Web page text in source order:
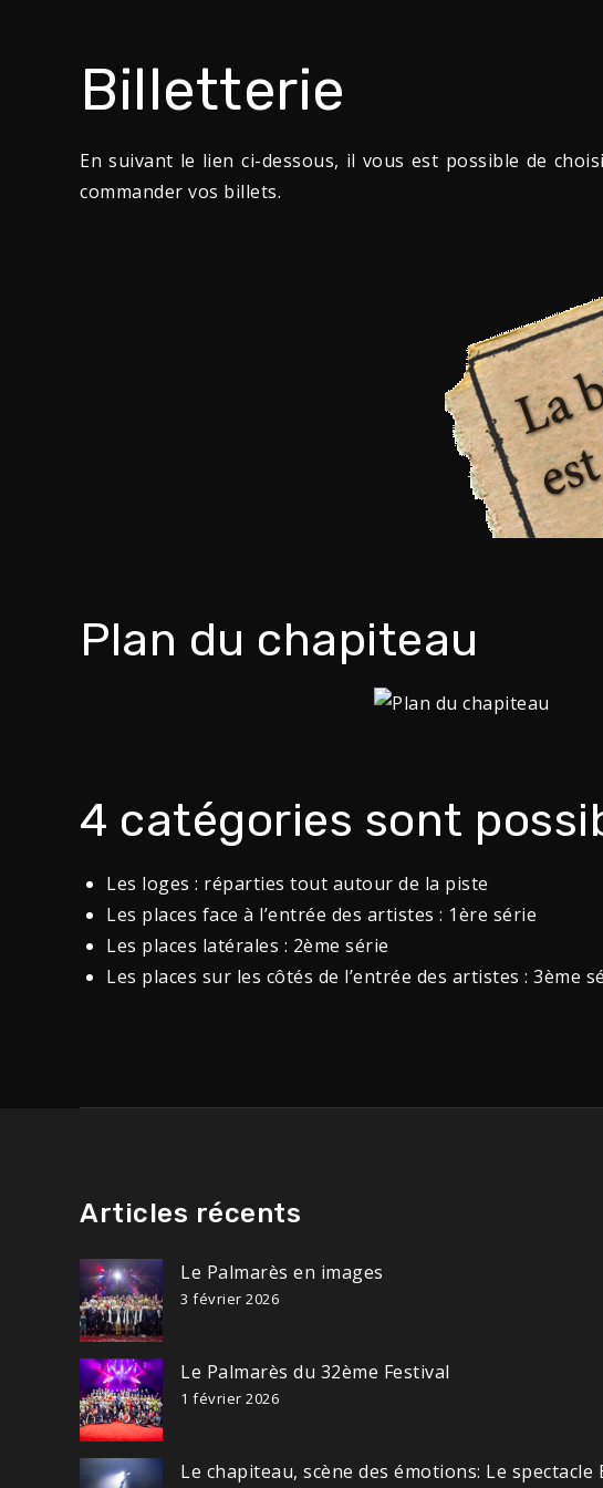
Billetterie
En suivant le lien ci-dessous, il vous est possible de
commander vos billets.
Plan du chapiteau
4 catégories sont
Les loges : réparties tout autour de la piste
Les places face à l’entrée des artistes : 1ère série
Les places latérales : 2ème série
Les places sur les côtés de l’entrée des artistes : 3ème
Articles récents
Le Palmarès en images
3 février 2026
Le Palmarès du 32ème Festival
1 février 2026
Le chapiteau, scène des émotions: Le